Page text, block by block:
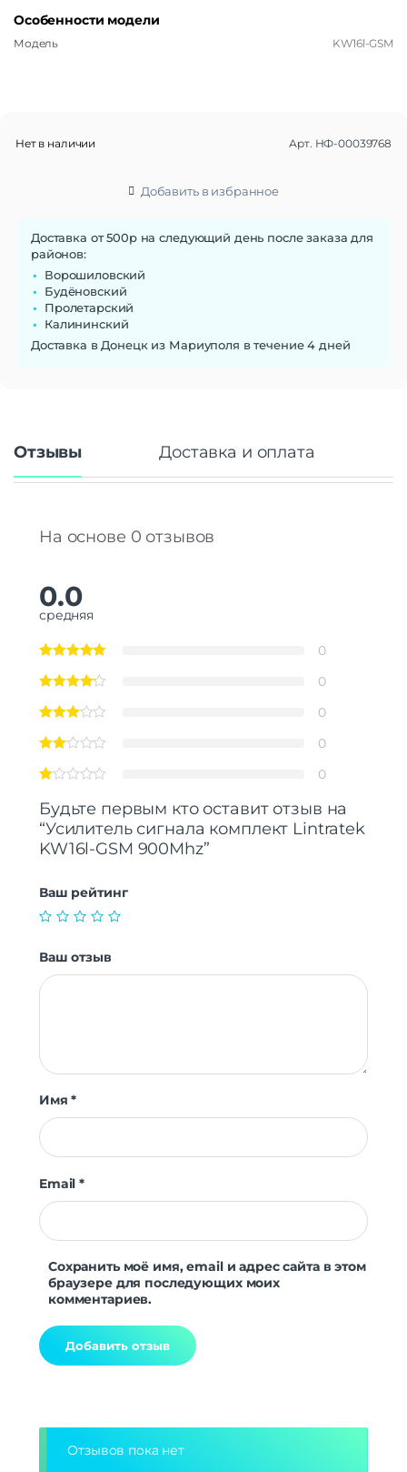
Особенности модели
Модель KW16l-GSM
Нет в наличии Арт. НФ-00039768
Добавить в избранное
Доставка от 500р на следующий день после заказа для
районов:
Ворошиловский
Будёновский
Пролетарский
Калининский
Доставка в Донецк из Мариуполя в течение 4 дней
Отзывы Доставка и оплата
На основе 0 отзывов
0.0
средняя
0
0
0
0
0
Будьте первым кто оставит отзыв на
“Усилитель сигнала комплект Lintratek
KW16l-GSM 900Mhz”
Ваш рейтинг
Ваш отзыв
Имя*
Email*
Сохранить моё имя, email и адрес сайта в этом
браузере для последующих моих
комментариев.
Отзывов пока нет